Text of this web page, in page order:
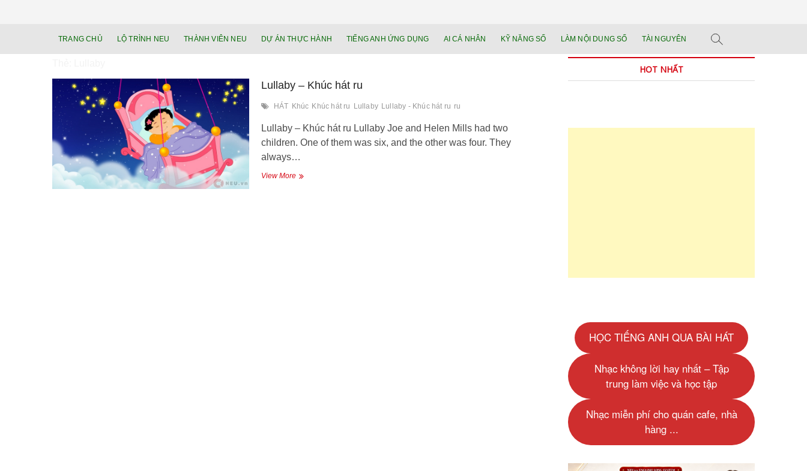
lực cá nhân trong thời đại AI
TRANG CHỦ LỘ TRÌNH NEU THÀNH VIÊN NEU DỰ ÁN THỰC HÀNH TIẾNG ANH ỨNG DỤNG AI CÁ NHÂN KỸ NĂNG SỐ LÀM NỘI DUNG SỐ TÀI NGUYÊN
Lullaby – Khúc hát ru
HÁT Khúc Khúc hát ru Lullaby Lullaby - Khúc hát ru ru
Lullaby – Khúc hát ru Lullaby Joe and Helen Mills had two
children. One of them was six, and the other was four. They
always…
View MoreLullaby
HOT NHẤT
HỌC TIẾNG ANH QUA BÀI HÁT
Nhạc không lời hay nhất – Tập
trung làm việc và học tập
Nhạc miễn phí cho quán cafe, nhà
hàng ...